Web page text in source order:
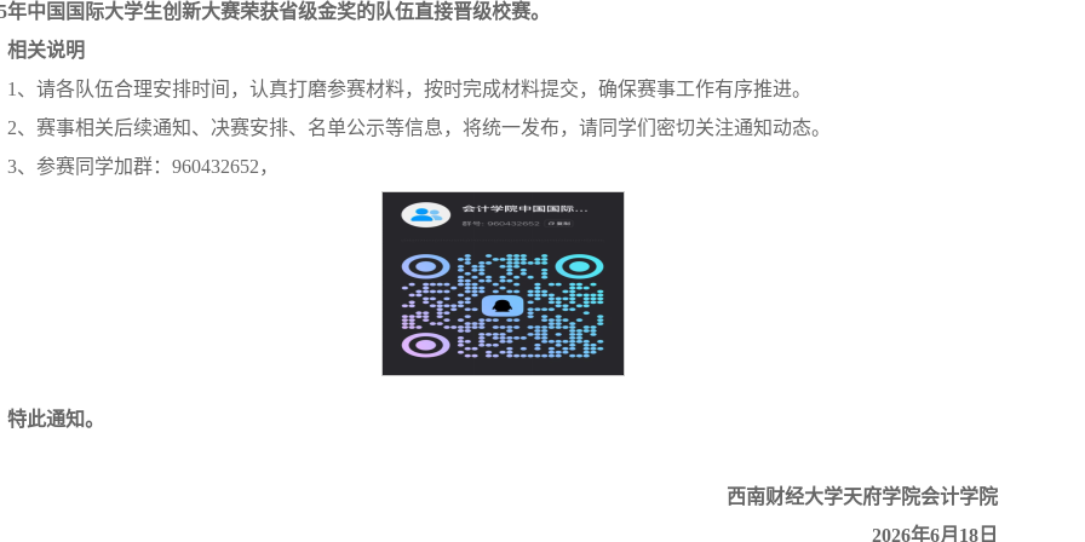
年中国国际大学生创新大赛荣获省级金奖的队伍直接晋级校赛。
相关说明
1、请各队伍合理安排时间，认真打磨参赛材料，按时完成材料提交，确保赛事工作有序推进。
2、赛事相关后续通知、决赛安排、名单公示等信息，将统一发布，请同学们密切关注通知动态。
3、参赛同学加群：960432652，
特此通知。
西南财经大学天府学院会计学院
2026年6月18日